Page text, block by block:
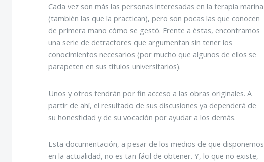
Cada vez son más las personas interesadas en la terapia marina
(también las que la practican), pero son pocas las que conocen
de primera mano cómo se gestó. Frente a éstas, encontramos
una serie de detractores que argumentan sin tener los
conocimientos necesarios (por mucho que algunos de ellos se
parapeten en sus títulos universitarios).
Unos y otros tendrán por fin acceso a las obras originales. A
partir de ahí, el resultado de sus discusiones ya dependerá de
su honestidad y de su vocación por ayudar a los demás.
Esta documentación, a pesar de los medios de que disponemos
en la actualidad, no es tan fácil de obtener. Y, lo que no existe,